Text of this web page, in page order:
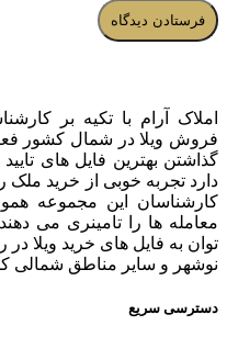
املاک آرام با تکیه بر
فروش ویلا در شمال کشور
گذاشتن بهترین فایل های
دارد تجربه خوبی از خرید ملک
کارشناسان این مجموعه
معامله ها را تامینری می
توان به فایل های خرید ویلا در
نوشهر و سایر مناطق شمالی
دسترسی سریع